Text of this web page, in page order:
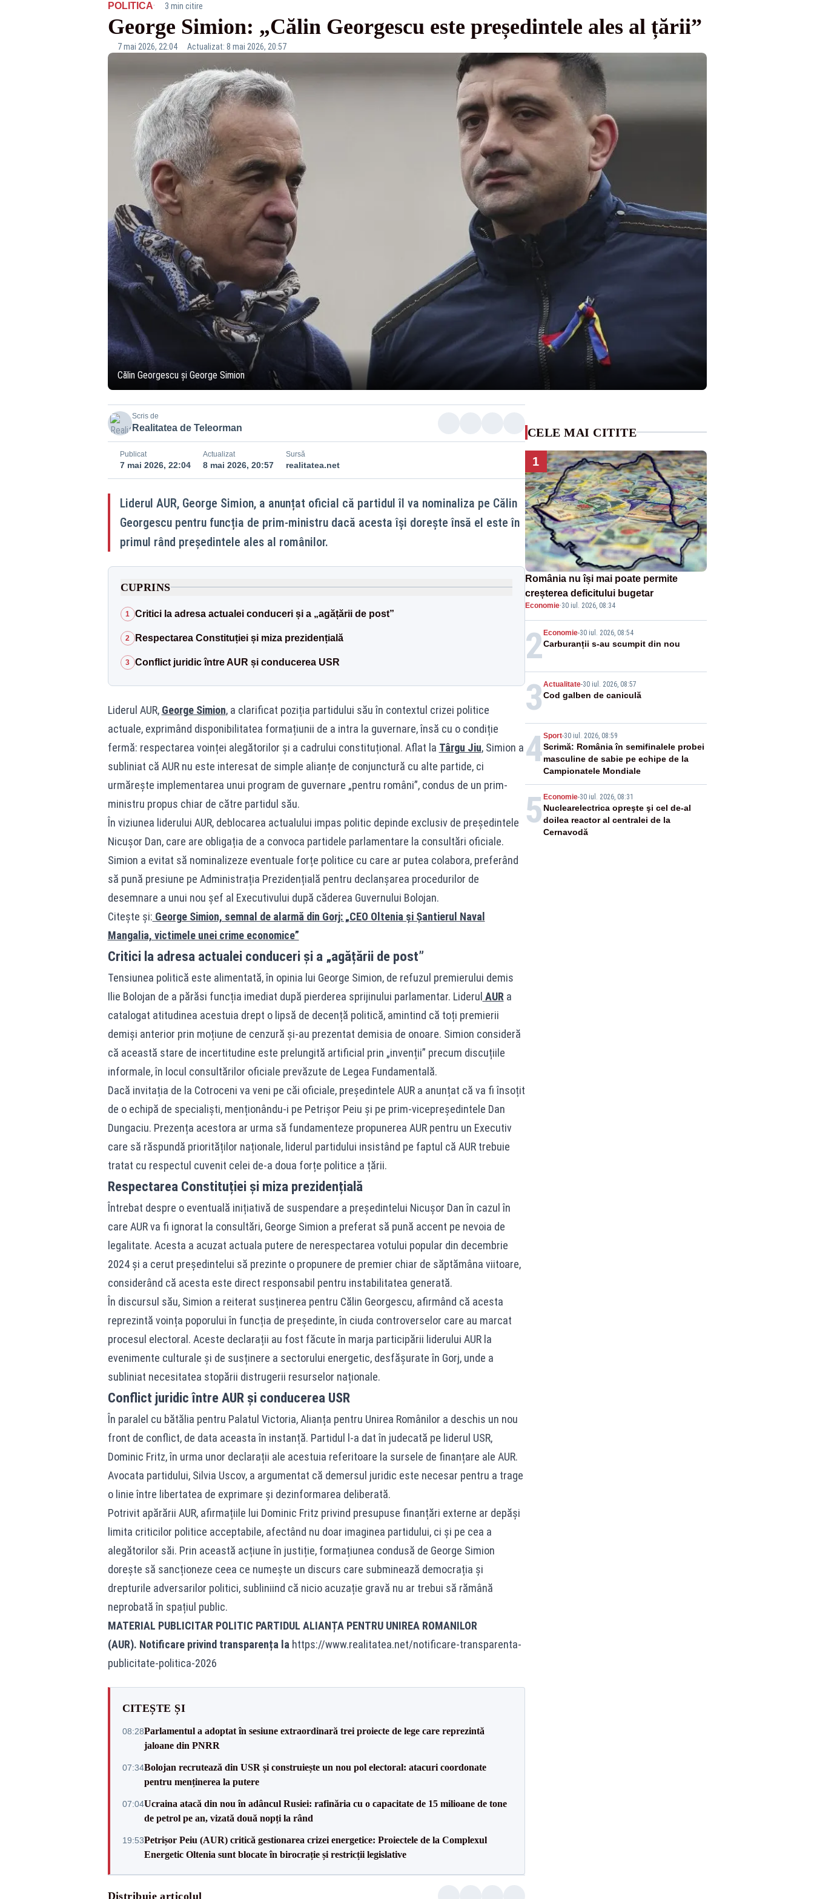
POLITICA· 3 min citire
George Simion: „Călin Georgescu este președintele ales al țării”
7 mai 2026, 22:04 Actualizat: 8 mai 2026, 20:57
Călin Georgescu și George Simion
Scris de
Realitatea de Teleorman
Publicat
7 mai 2026, 22:04
Actualizat
8 mai 2026, 20:57
Sursă
realitatea.net
Liderul AUR, George Simion, a anunțat oficial că partidul îl va nominaliza pe Călin
Georgescu pentru funcția de prim-ministru dacă acesta își dorește însă el este în
primul rând președintele ales al românilor.
CUPRINS
1 Critici la adresa actualei conduceri și a „agățării de post”
2 Respectarea Constituției și miza prezidențială
3 Conflict juridic între AUR și conducerea USR
Liderul AUR, George Simion, a clarificat poziția partidului său în contextul crizei politice
actuale, exprimând disponibilitatea formațiunii de a intra la guvernare, însă cu o condiție
fermă: respectarea voinței alegătorilor și a cadrului constituțional. Aflat la Târgu Jiu, Simion a
subliniat că AUR nu este interesat de simple alianțe de conjunctură cu alte partide, ci
urmărește implementarea unui program de guvernare „pentru români”, condus de un prim-
ministru propus chiar de către partidul său.
În viziunea liderului AUR, deblocarea actualului impas politic depinde exclusiv de președintele
Nicușor Dan, care are obligația de a convoca partidele parlamentare la consultări oficiale.
Simion a evitat să nominalizeze eventuale forțe politice cu care ar putea colabora, preferând
să pună presiune pe Administrația Prezidențială pentru declanșarea procedurilor de
desemnare a unui nou șef al Executivului după căderea Guvernului Bolojan.
Citește și: George Simion, semnal de alarmă din Gorj: „CEO Oltenia și Șantierul Naval
Mangalia, victimele unei crime economice”
Critici la adresa actualei conduceri și a „agățării de post”
Tensiunea politică este alimentată, în opinia lui George Simion, de refuzul premierului demis
Ilie Bolojan de a părăsi funcția imediat după pierderea sprijinului parlamentar. Liderul AUR a
catalogat atitudinea acestuia drept o lipsă de decență politică, amintind că toți premierii
demiși anterior prin moțiune de cenzură și-au prezentat demisia de onoare. Simion consideră
că această stare de incertitudine este prelungită artificial prin „invenții” precum discuțiile
informale, în locul consultărilor oficiale prevăzute de Legea Fundamentală.
Dacă invitația de la Cotroceni va veni pe căi oficiale, președintele AUR a anunțat că va fi însoțit
de o echipă de specialiști, menționându-i pe Petrișor Peiu și pe prim-vicepreședintele Dan
Dungaciu. Prezența acestora ar urma să fundamenteze propunerea AUR pentru un Executiv
care să răspundă priorităților naționale, liderul partidului insistând pe faptul că AUR trebuie
tratat cu respectul cuvenit celei de-a doua forțe politice a țării.
Respectarea Constituției și miza prezidențială
Întrebat despre o eventuală inițiativă de suspendare a președintelui Nicușor Dan în cazul în
care AUR va fi ignorat la consultări, George Simion a preferat să pună accent pe nevoia de
legalitate. Acesta a acuzat actuala putere de nerespectarea votului popular din decembrie
2024 și a cerut președintelui să prezinte o propunere de premier chiar de săptămâna viitoare,
considerând că acesta este direct responsabil pentru instabilitatea generată.
În discursul său, Simion a reiterat susținerea pentru Călin Georgescu, afirmând că acesta
reprezintă voința poporului în funcția de președinte, în ciuda controverselor care au marcat
procesul electoral. Aceste declarații au fost făcute în marja participării liderului AUR la
evenimente culturale și de susținere a sectorului energetic, desfășurate în Gorj, unde a
subliniat necesitatea stopării distrugerii resurselor naționale.
Conflict juridic între AUR și conducerea USR
În paralel cu bătălia pentru Palatul Victoria, Alianța pentru Unirea Românilor a deschis un nou
front de conflict, de data aceasta în instanță. Partidul l-a dat în judecată pe liderul USR,
Dominic Fritz, în urma unor declarații ale acestuia referitoare la sursele de finanțare ale AUR.
Avocata partidului, Silvia Uscov, a argumentat că demersul juridic este necesar pentru a trage
o linie între libertatea de exprimare și dezinformarea deliberată.
Potrivit apărării AUR, afirmațiile lui Dominic Fritz privind presupuse finanțări externe ar depăși
limita criticilor politice acceptabile, afectând nu doar imaginea partidului, ci și pe cea a
alegătorilor săi. Prin această acțiune în justiție, formațiunea condusă de George Simion
dorește să sancționeze ceea ce numește un discurs care subminează democrația și
drepturile adversarilor politici, subliniind că nicio acuzație gravă nu ar trebui să rămână
neprobată în spațiul public.
MATERIAL PUBLICITAR POLITIC PARTIDUL ALIANȚA PENTRU UNIREA ROMANILOR
(AUR). Notificare privind transparența la https://www.realitatea.net/notificare-transparenta-
publicitate-politica-2026
CITEȘTE ȘI
08:28Parlamentul a adoptat în sesiune extraordinară trei proiecte de lege care reprezintă
jaloane din PNRR
07:34Bolojan recrutează din USR și construiește un nou pol electoral: atacuri coordonate
pentru menținerea la putere
07:04Ucraina atacă din nou în adâncul Rusiei: rafinăria cu o capacitate de 15 milioane de tone
de petrol pe an, vizată două nopți la rând
19:53Petrișor Peiu (AUR) critică gestionarea crizei energetice: Proiectele de la Complexul
Energetic Oltenia sunt blocate în birocrație și restricții legislative
Distribuie articolul
CELE MAI CITITE
1
România nu își mai poate permite
creșterea deficitului bugetar
Economie·30 iul. 2026, 08:34
2Economie-30 iul. 2026, 08:54
Carburanții s-au scumpit din nou
3 Actualitate-30 iul. 2026, 08:57
Cod galben de caniculă
4Sport-30 iul. 2026, 08:59
Scrimă: România în semifinalele probei
masculine de sabie pe echipe de la
Campionatele Mondiale
5 Economie-30 iul. 2026, 08:31
Nuclearelectrica opreşte şi cel de-al
doilea reactor al centralei de la
Cernavodă